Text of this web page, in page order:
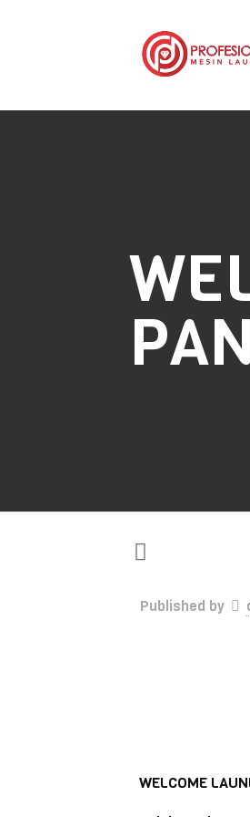
Published by
WELCOME